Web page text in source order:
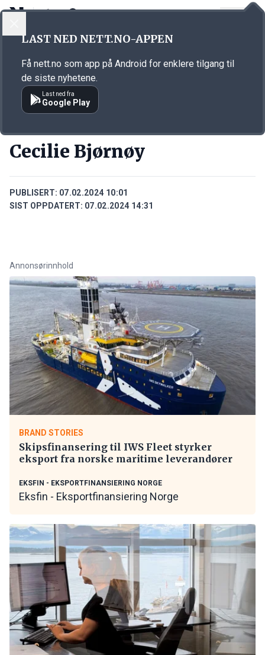
Annonsørinnhold
Cecilie Bjørnøy
PUBLISERT: 07.02.2024 10:01
SIST OPPDATERT: 07.02.2024 14:31
Annonsørinnhold
BRAND STORIES
Skipsfinansering til IWS Fleet styrker
eksport fra norske maritime leverandører
EKSFIN - EKSPORTFINANSIERING NORGE
Eksfin - Eksportfinansiering Norge
LAST NED NETT.NO-APPEN
Få nett.no som app på Android for enklere tilgang til
de siste nyhetene.
Last ned fra
Google Play